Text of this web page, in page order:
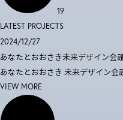
19
LATEST PROJECTS
2024/12/27
あなたとおおさき未来デザイン会
あなたとおおさき 未来デザイン会
VIEW MORE